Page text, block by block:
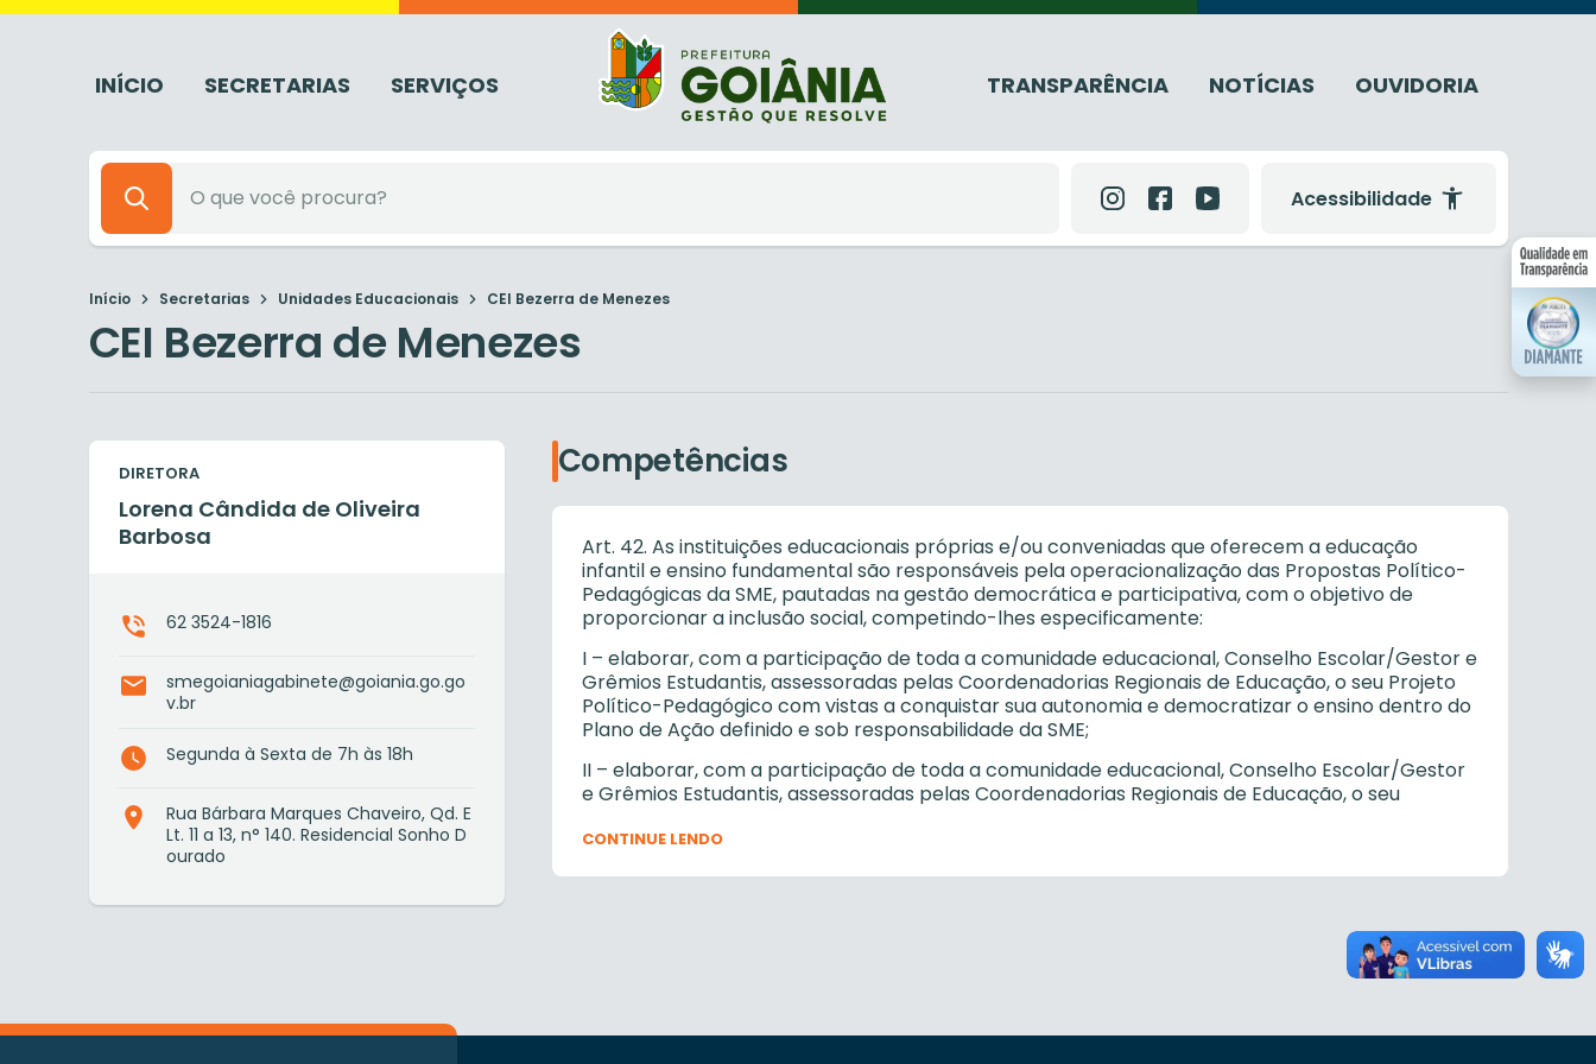
INÍCIO SECRETARIAS SERVIÇOS TRANSPARÊNCIA NOTÍCIAS OUVIDORIA
Acessibilidade
Início Secretarias Unidades Educacionais CEI Bezerra de Menezes
CEI Bezerra de Menezes
DIRETORA
Lorena Cândida de Oliveira
Barbosa
62 3524-1816
smegoianiagabinete@goiania.go.go
v.br
Segunda à Sexta de 7h às 18h
Rua Bárbara Marques Chaveiro, Qd. E
Lt. 11 a 13, n° 140. Residencial Sonho D
ourado
Competências
Art. 42. As instituições educacionais próprias e/ou conveniadas que oferecem a educação
infantil e ensino fundamental são responsáveis pela operacionalização das Propostas Político-
Pedagógicas da SME, pautadas na gestão democrática e participativa, com o objetivo de
proporcionar a inclusão social, competindo-lhes especificamente:
I – elaborar, com a participação de toda a comunidade educacional, Conselho Escolar/Gestor e
Grêmios Estudantis, assessoradas pelas Coordenadorias Regionais de Educação, o seu Projeto
Político-Pedagógico com vistas a conquistar sua autonomia e democratizar o ensino dentro do
Plano de Ação definido e sob responsabilidade da SME;
II – elaborar, com a participação de toda a comunidade educacional, Conselho Escolar/Gestor
e Grêmios Estudantis, assessoradas pelas Coordenadorias Regionais de Educação, o seu
com a legislação pertinente, nos níveis federal, estadual e municipal, com o objetivo de garantir
IV – administrar e prestar contas, junto ao Conselho Escolar/Gestor, das verbas repassadas
diretamente às instituições educacionais, obedecendo aos critérios e normas vigentes;
educacional e da criação de propostas de transformação da realidade existente;
CONTINUE LENDO